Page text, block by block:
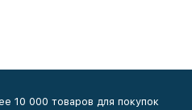
10 000 товаров для покупок